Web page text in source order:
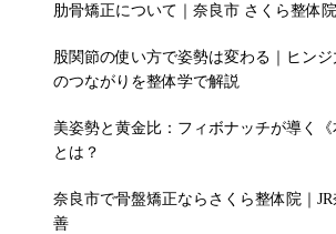
肋骨矯正について｜奈良市 さくら整体院
股関節の使い方で姿勢は変わる｜ヒン
のつながりを整体学で解説
美姿勢と黄金比：フィボナッチが導く《
とは？
奈良市で骨盤矯正ならさくら整体院｜
善